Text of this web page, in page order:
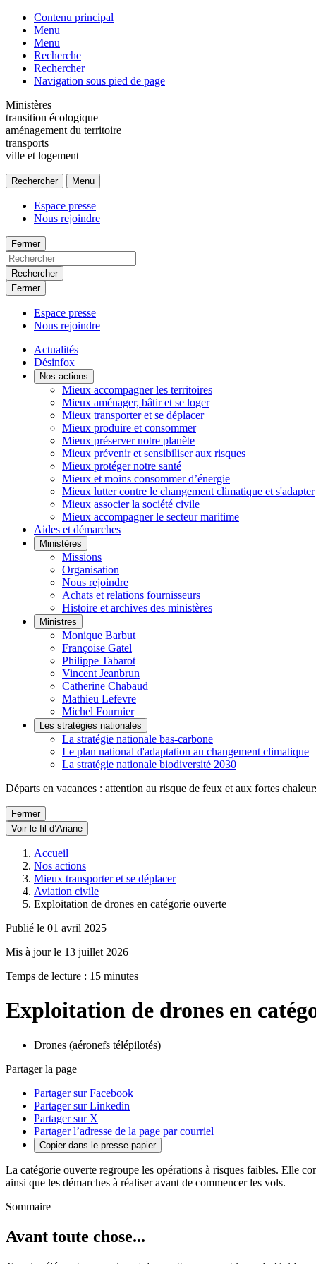
Contenu principal
Menu
Menu
Recherche
Rechercher
Navigation sous pied de page
Ministères
transition écologique
aménagement du territoire
transports
ville et logement
Rechercher Menu
Espace presse
Nous rejoindre
Fermer
Rechercher
Fermer
Espace presse
Nous rejoindre
Actualités
Désinfox
Nos actions
Mieux accompagner les territoires
Mieux aménager, bâtir et se loger
Mieux transporter et se déplacer
Mieux produire et consommer
Mieux préserver notre planète
Mieux prévenir et sensibiliser aux risques
Mieux protéger notre santé
Mieux et moins consommer d’énergie
Mieux lutter contre le changement climatique et s'adapter
Mieux associer la société civile
Mieux accompagner le secteur maritime
Aides et démarches
Ministères
Missions
Organisation
Nous rejoindre
Achats et relations fournisseurs
Histoire et archives des ministères
Ministres
Monique Barbut
Françoise Gatel
Philippe Tabarot
Vincent Jeanbrun
Catherine Chabaud
Mathieu Lefevre
Michel Fournier
Les stratégies nationales
La stratégie nationale bas-carbone
Le plan national d'adaptation au changement climatique
La stratégie nationale biodiversité 2030
Départs en vacances : attention au risque de feux et aux fortes
Fermer
Voir le fil d’Ariane
Accueil
Nos actions
Mieux transporter et se déplacer
Aviation civile
Exploitation de drones en catégorie ouverte
Publié le 01 avril 2025
Mis à jour le 13 juillet 2026
Temps de lecture : 15 minutes
Exploitation de drones en
Drones (aéronefs télépilotés)
Partager la page
Partager sur Facebook
Partager sur Linkedin
Partager sur X
Partager l’adresse de la page par courriel
Copier dans le presse-papier
La catégorie ouverte regroupe les opérations à risques faibles. Elle
ainsi que les démarches à réaliser avant de commencer les vols.
Sommaire
Avant toute chose...